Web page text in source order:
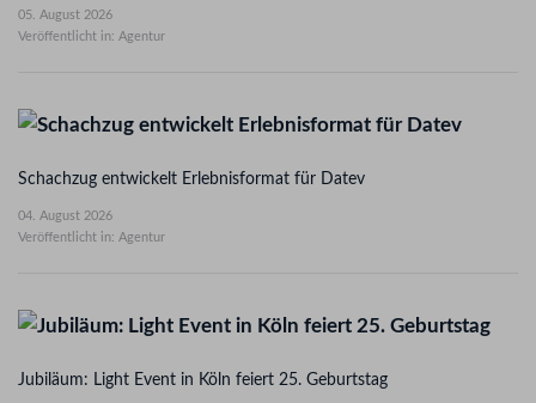
05. August 2026
Veröffentlicht in: Agentur
Schachzug entwickelt Erlebnisformat für Datev
04. August 2026
Veröffentlicht in: Agentur
Jubiläum: Light Event in Köln feiert 25. Geburtstag